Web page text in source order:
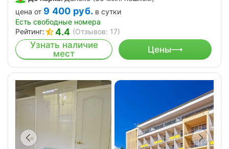
цена от 9 400 руб. в сутки
Есть свободные номера
Рейтинг:
4.4 (Отзывов: 17)
Узнать наличие
мест
Цены